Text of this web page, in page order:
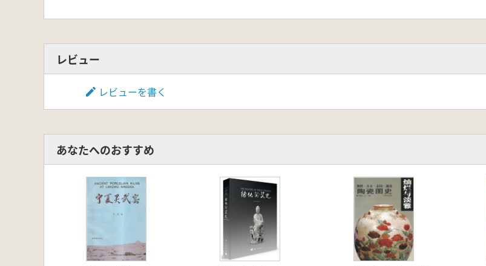
レビュー
レビューを書く
あなたへのおすすめ